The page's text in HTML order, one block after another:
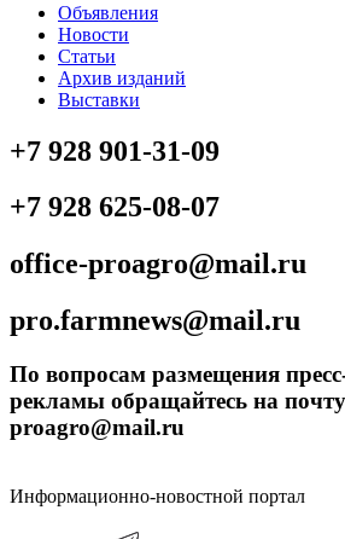
Объявления
Новости
Статьи
Архив изданий
Выставки
+7 928 901-31-09
+7 928 625-08-07
office-proagro@mail.ru
pro.farmnews@mail.ru
По вопросам размещения
рекламы обращайтесь на
proagro@mail.ru
Информационно-новостной портал